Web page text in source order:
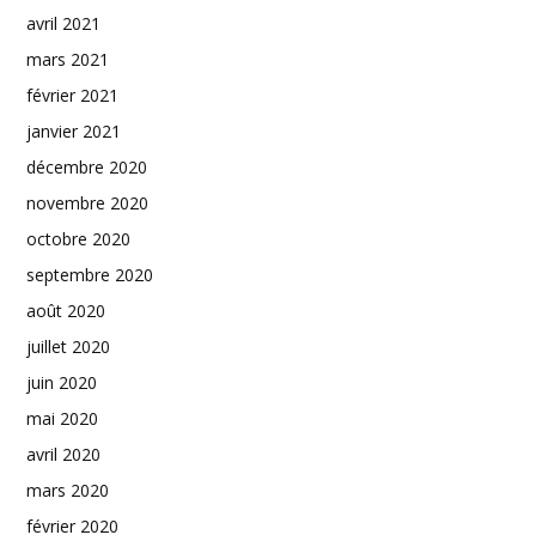
avril 2021
mars 2021
février 2021
janvier 2021
décembre 2020
novembre 2020
octobre 2020
septembre 2020
août 2020
juillet 2020
juin 2020
mai 2020
avril 2020
mars 2020
février 2020